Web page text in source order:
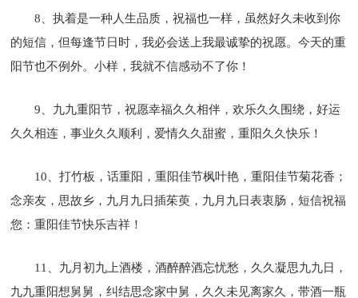
8、执着是一种人生品质，祝福也一样，虽然好久未收到你
的短信，但每逢节日时，我必会送上我最诚挚的祝愿。今天的重
阳节也不例外。小样，我就不信感动不了你！
9、九九重阳节，祝愿幸福久久相伴，欢乐久久围绕，好运
久久相连，事业久久顺利，爱情久久甜蜜，重阳久久快乐！
10、打竹板，话重阳，重阳佳节枫叶艳，重阳佳节菊花香；
念亲友，思故乡，九月九日插茱萸，九月九日表衷肠，短信祝福
您：重阳佳节快乐吉祥！
11、九月初九上酒楼，酒醉醉酒忘忧愁，久久凝思九九日，
九九重阳想舅舅，纠结思念家中舅，久久未见离家久，带酒一瓶